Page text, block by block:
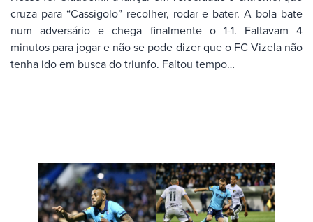
cruza para “Cassigolo” recolher, rodar e bater. A bola bate
num adversário e chega finalmente o 1-1. Faltavam 4
minutos para jogar e não se pode dizer que o FC Vizela não
tenha ido em busca do triunfo. Faltou tempo…